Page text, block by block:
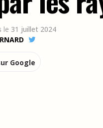
le 31 juillet 2024
Google